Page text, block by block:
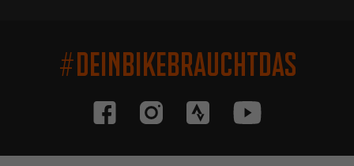
#DEINBIKEBRAUCHTDAS